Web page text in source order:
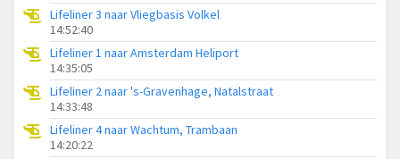
Lifeliner 3 naar Vliegbasis Volkel
14:52:40
Lifeliner 1 naar Amsterdam Heliport
14:35:05
Lifeliner 2 naar 's-Gravenhage, Natalstraat
14:33:48
Lifeliner 4 naar Wachtum, Trambaan
14:20:22